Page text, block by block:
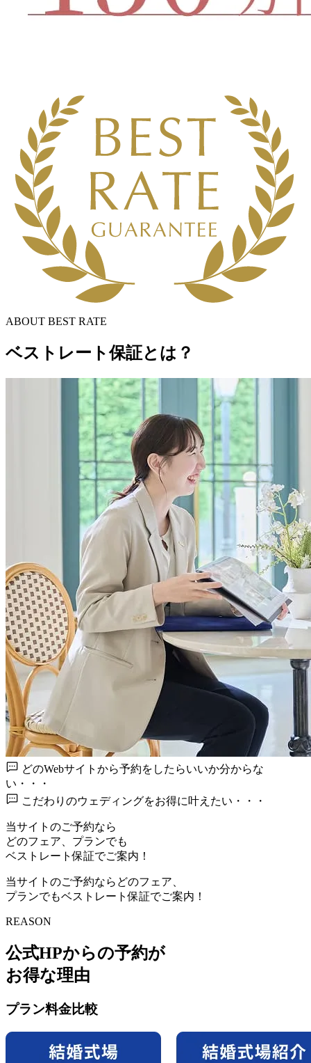
ABOUT BEST RATE
ベストレート保証とは？
どのWebサイトから予約を したらいいか分からな
い・・・
こだわりのウェディングをお得に叶えたい・・・
当サイトのご予約なら
どのフェア、プランでも
ベストレート保証でご案内！
当サイトのご予約ならどのフェア、
プランでもベストレート保証でご案内！
REASON
公式HPからの予約が
お得な理由
プラン料金比較